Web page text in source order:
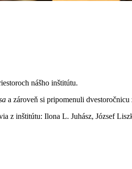
nášho inštitútu.
a zároveň si pripomenuli
z inštitútu: Ilona L. Juhász, József